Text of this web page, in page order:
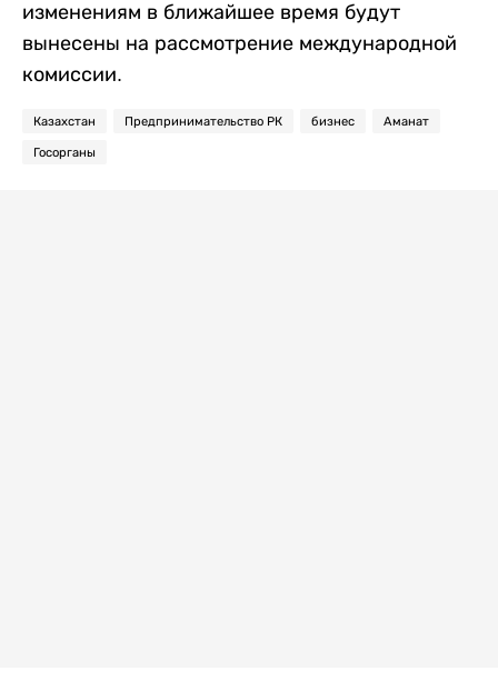
изменениям в ближайшее время будут
вынесены на рассмотрение международной
комиссии.
Казахстан Предпринимательство РК бизнес Аманат
Госорганы